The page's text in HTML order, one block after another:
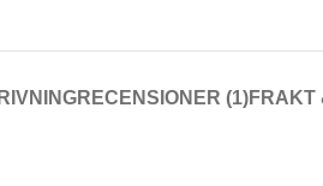
RECENSIONER (1)FRAKT